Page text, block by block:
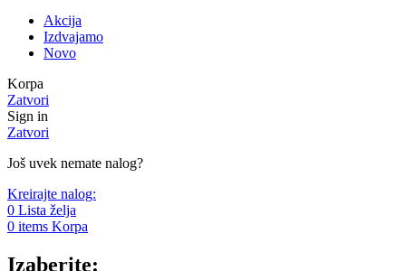
Akcija
Izdvajamo
Novo
Korpa
Zatvori
Sign in
Zatvori
Još uvek nemate nalog?
Kreirajte nalog:
0 Lista želja
0 items Korpa
Izaberite: